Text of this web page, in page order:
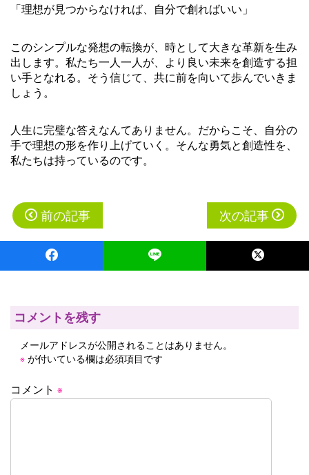
「理想が見つからなければ、自分で創ればいい」
このシンプルな発想の転換が、時として大きな革新を生み
出します。私たち一人一人が、より良い未来を創造する担
い手となれる。そう信じて、共に前を向いて歩んでいきま
しょう。
人生に完璧な答えなんてありません。だからこそ、自分の
手で理想の形を作り上げていく。そんな勇気と創造性を、
私たちは持っているのです。
投
稿
ビ
ー
ョ
前の記事 次の記事
コメントを残す
メールアドレスが公開されることはありません。
※ が付いている欄は必須項目です
コメント ※